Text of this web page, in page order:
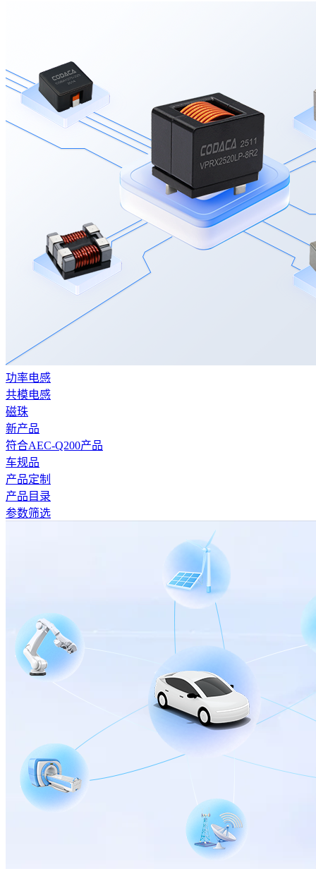
功率电感
共模电感
磁珠
新产品
符合AEC-Q200产品
车规品
产品定制
产品目录
参数筛选